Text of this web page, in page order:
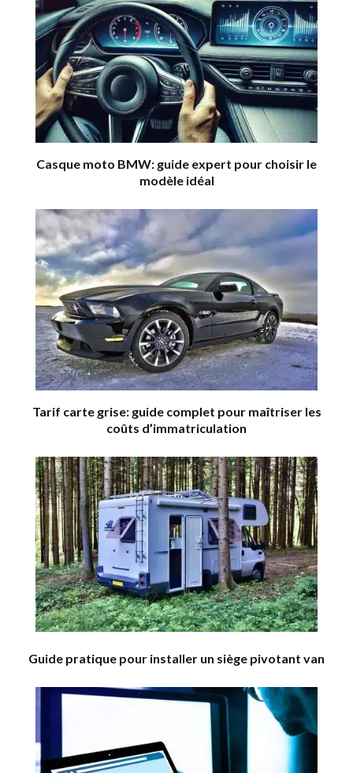
Casque moto BMW: guide expert pour choisir le
modèle idéal
Tarif carte grise: guide complet pour maîtriser les
coûts d’immatriculation
Guide pratique pour installer un siège pivotant van